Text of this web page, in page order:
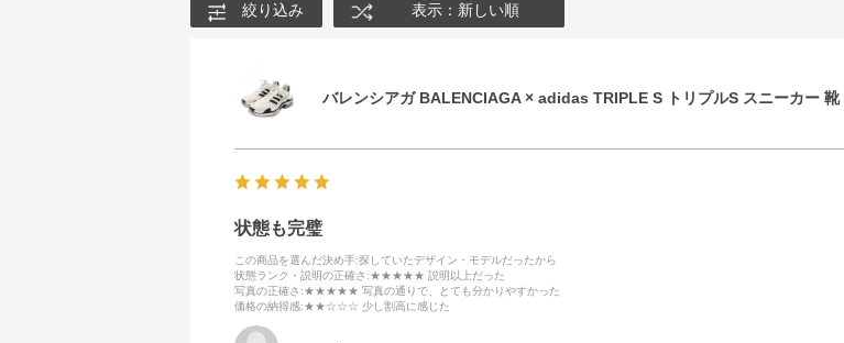
絞り込み 表示：新しい順
バレンシアガ BALENCIAGA × adidas TRIPLE S トリプルS スニーカー 靴
状態も完璧
この商品を選んだ決め手:探していたデザイン・モデルだったから
状態ランク・説明の正確さ :★★★★★ 説明以上だった
写真の正確さ :★★★★★ 写真の通りで、とても分かりやすかった
価格の納得感:★★☆☆☆ 少し割高に感じた